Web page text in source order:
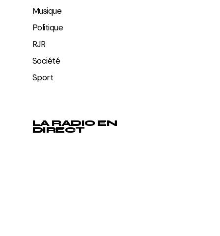
Musique
Politique
RJR
Société
Sport
LA RADIO EN
DIRECT